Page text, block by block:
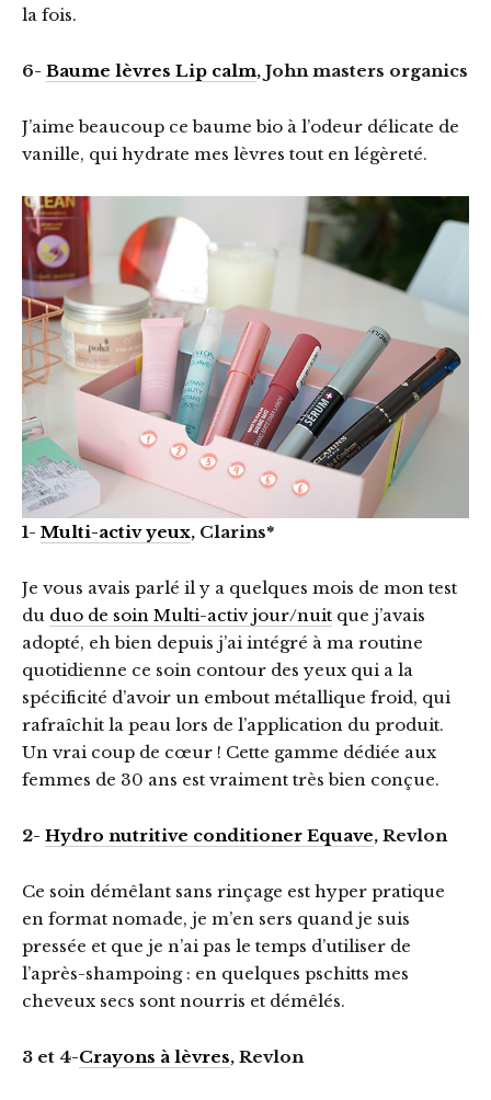
la fois.
6- Baume lèvres Lip calm, John masters organics
J’aime beaucoup ce baume bio à l’odeur délicate de
vanille, qui hydrate mes lèvres tout en légèreté.
1- Multi-activ yeux, Clarins*
Je vous avais parlé il y a quelques mois de mon test
du duo de soin Multi-activ jour/nuit que j’avais
adopté, eh bien depuis j’ai intégré à ma routine
quotidienne ce soin contour des yeux qui a la
spécificité d’avoir un embout métallique froid, qui
rafraîchit la peau lors de l’application du produit.
Un vrai coup de cœur ! Cette gamme dédiée aux
femmes de 30 ans est vraiment très bien conçue.
2- Hydro nutritive conditioner Equave, Revlon
Ce soin démêlant sans rinçage est hyper pratique
en format nomade, je m’en sers quand je suis
pressée et que je n’ai pas le temps d’utiliser de
l’après-shampoing : en quelques pschitts mes
cheveux secs sont nourris et démêlés.
3 et 4-Crayons à lèvres, Revlon